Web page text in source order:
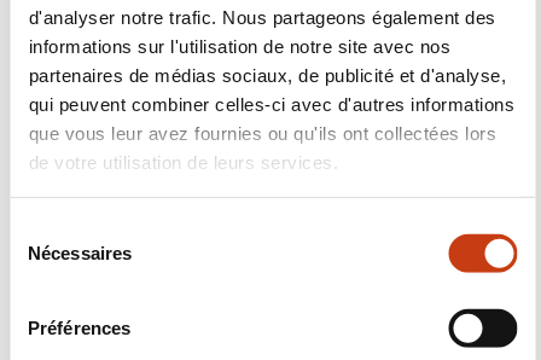
d'analyser notre trafic. Nous partageons également des
informations sur l'utilisation de notre site avec nos
partenaires de médias sociaux, de publicité et d'analyse,
qui peuvent combiner celles-ci avec d'autres informations
que vous leur avez fournies ou qu'ils ont collectées lors
de votre utilisation de leurs services.
Nécessaires
Préférences
Cliquez sur le(s) logo(s) pour obtenir
plus
d’informations sur ce métier
: activités et tâches,
connaissances et compétences requises, cadre de
travail…